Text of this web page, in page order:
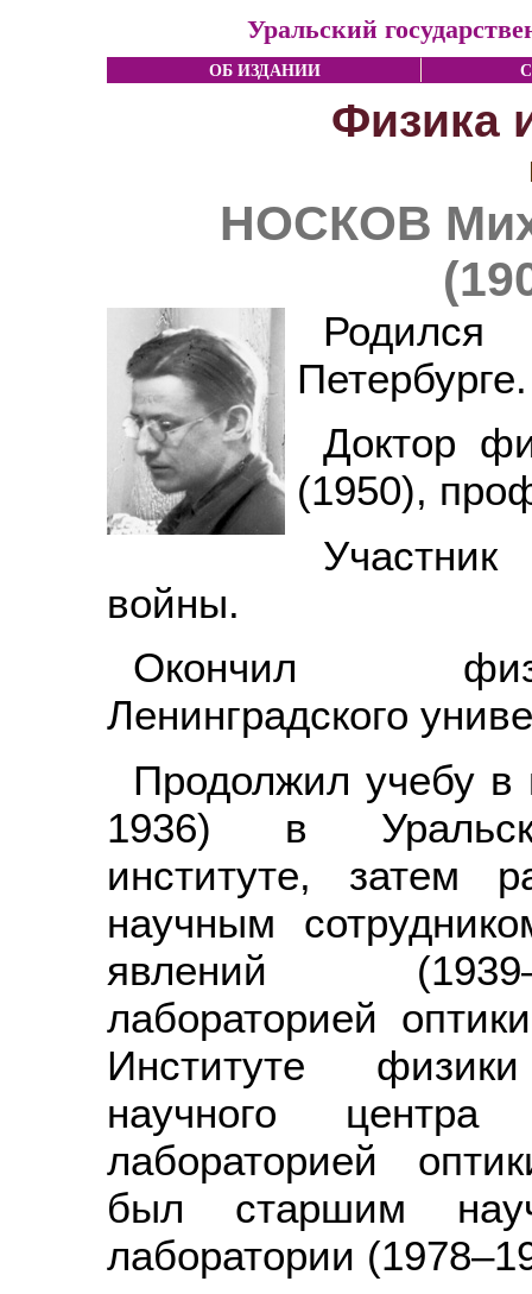
Уральский
ОБ ИЗДАНИИ
Физика
НОСКОВ
Петербурге.
Доктор
(1950),
войны.
Окончил
Ленинградского
Продолжил учебу в
1936) в
институте, затем
научным
явлений
лабораторией
Институте
научного
лабораторией
был старшим
лаборатории